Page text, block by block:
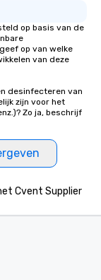
op basis van de
op van welke
van deze
desinfecteren van
zijn voor het
Zo ja, beschrijf
Cvent Supplier